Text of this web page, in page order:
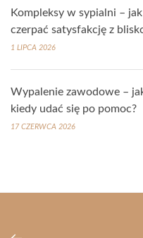
Kompleksy w sypialni –
czerpać satysfakcję z
1 LIPCA 2026
Wypalenie zawodowe –
kiedy udać się po pomoc?
17 CZERWCA 2026